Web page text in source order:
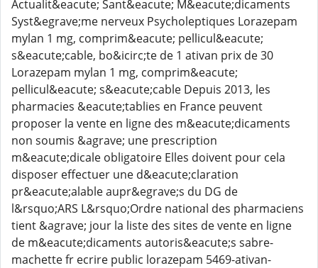
Actualit&eacute; Sant&eacute; M&eacute;dicaments
Syst&egrave;me nerveux Psycholeptiques Lorazepam
mylan 1 mg, comprim&eacute; pellicul&eacute;
s&eacute;cable, bo&icirc;te de 1 ativan prix de 30
Lorazepam mylan 1 mg, comprim&eacute;
pellicul&eacute; s&eacute;cable Depuis 2013, les
pharmacies &eacute;tablies en France peuvent
proposer la vente en ligne des m&eacute;dicaments
non soumis &agrave; une prescription
m&eacute;dicale obligatoire Elles doivent pour cela
disposer effectuer une d&eacute;claration
pr&eacute;alable aupr&egrave;s du DG de
l&rsquo;ARS L&rsquo;Ordre national des pharmaciens
tient &agrave; jour la liste des sites de vente en ligne
de m&eacute;dicaments autoris&eacute;s sabre-
machette fr ecrire public lorazepam 5469-ativan-